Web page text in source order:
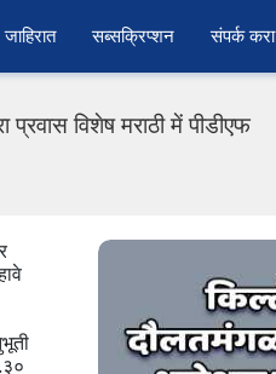
जाहिरात सब्सक्रिप्शन संपर्क करा
विशेष मराठी में पीडीएफ